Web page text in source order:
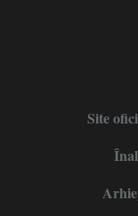
Site